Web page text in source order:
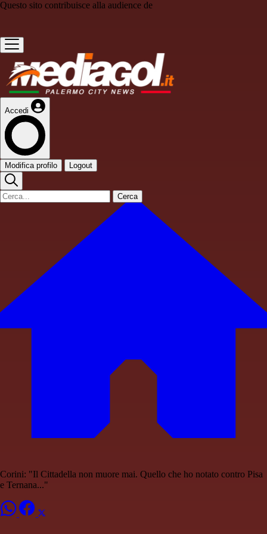
Questo sito contribuisce alla audience de
Accedi
Modifica profilo Logout
Cerca
Corini: "Il Cittadella non muore mai. Quello che ho notato contro Pisa
e Ternana..."